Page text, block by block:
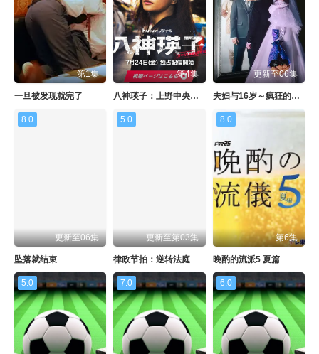
第1集
一旦被发现就完了
第4集
八神瑛子：上野中央署组织犯罪对策课 八神瑛子
更新至06集
夫妇与16岁～疯狂的邻居～
8.0
更新至06集
坠落就结束
5.0
更新至第03集
律政节拍：逆转法庭
8.0
第6集
晚酌的流派5 夏篇
5.0 7.0 6.0